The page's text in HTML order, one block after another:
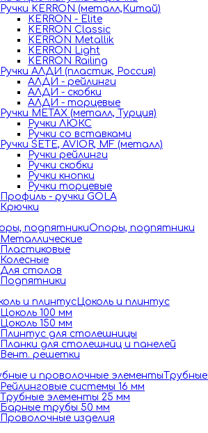
Ручки KERRON (металл,Китай)
KERRON - Elite
KERRON Classic
KERRON Metallik
KERRON Light
KERRON Railing
Ручки АЛДИ (пластик, Россия)
АЛДИ - рейлинги
АЛДИ - скобки
АЛДИ - торцевые
Ручки METAX (металл, Турция)
Ручки ЛЮКС
Ручки со вставками
Ручки SETE, AVIOR, MF (металл)
Ручки рейлинги
Ручки скобки
Ручки кнопки
Ручки торцевые
Профиль - ручки GOLA
Крючки
Опоры, подпятники
Металлические
Пластиковые
Колесные
Для столов
Подпятники
Цоколь и плинтус
Цоколь 100 мм
Цоколь 150 мм
Плинтус для столешницы
Планки для столешниц и панелей
Вент. решетки
Рейлинговые системы 16 мм
Трубные элементы 25 мм
Барные трубы 50 мм
Проволочные изделия